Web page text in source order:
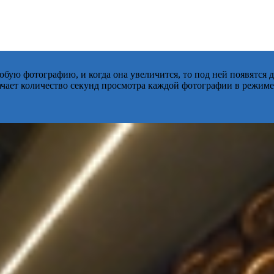
фотографию, и когда она увеличится, то под ней
количество секунд просмотра каждой фотографии в